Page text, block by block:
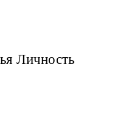
Личность